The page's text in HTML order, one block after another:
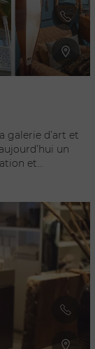
galerie d’art et
un
et
manquent
et de mobilier,
jeux
et quelques
century allant
ethniques ou la
peintures de
Antonio
Roger Capron,